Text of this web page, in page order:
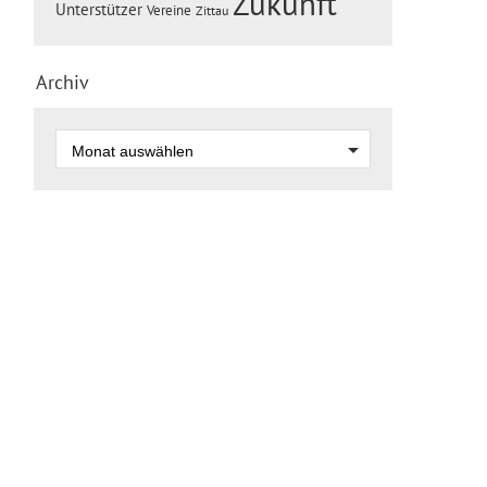
Unterstützer Vereine Zittau
Archiv